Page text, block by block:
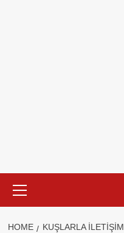
Menu
HOME KUŞLARLA ILETIŞIM